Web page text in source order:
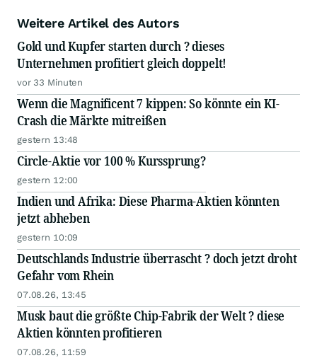
Weitere Artikel des Autors
Gold und Kupfer starten durch ? dieses
Unternehmen profitiert gleich doppelt!
vor 33 Minuten
Wenn die Magnificent 7 kippen: So könnte ein KI-
Crash die Märkte mitreißen
gestern 13:48
Circle-Aktie vor 100 % Kurssprung?
gestern 12:00
Indien und Afrika: Diese Pharma-Aktien könnten
jetzt abheben
gestern 10:09
Deutschlands Industrie überrascht ? doch jetzt droht
Gefahr vom Rhein
07.08.26, 13:45
Musk baut die größte Chip-Fabrik der Welt ? diese
Aktien könnten profitieren
07.08.26, 11:59